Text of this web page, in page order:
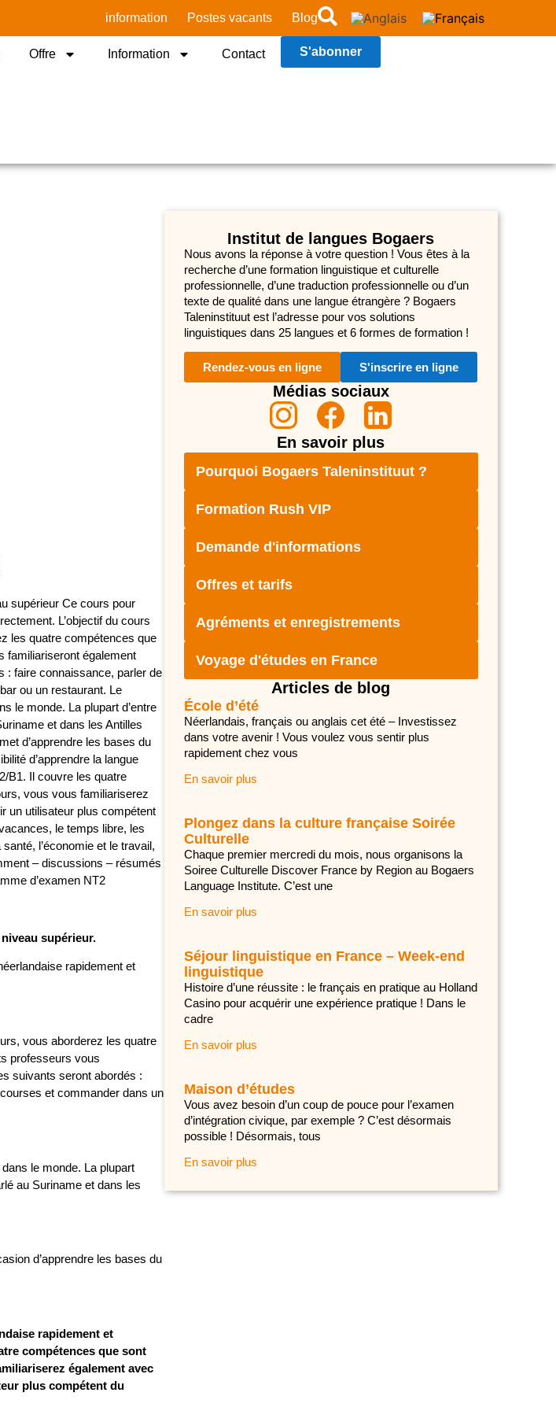
information Postes vacants Blog
Offre Information Contact S'abonner
supérieur Ce cours pour
L’objectif du cours
les quatre compétences que
familiariseront également
: faire connaissance, parler de
ou un restaurant. Le
le monde. La plupart d’entre
et dans les Antilles
d’apprendre les bases du
d’apprendre la langue
B1. Il couvre les quatre
vous vous familiariserez
un utilisateur plus compétent
le temps libre, les
l’économie et le travail,
– discussions – résumés
d’examen NT2
supérieur.
rapidement et
vous aborderez les quatre
professeurs vous
suivants seront abordés :
et commander dans un
le monde. La plupart
au Suriname et dans les
d’apprendre les bases du
rapidement et
compétences que sont
également avec
plus compétent du
Institut de langues Bogaers
Nous avons la réponse à votre question ! Vous êtes à la
recherche d’une formation linguistique et culturelle
professionnelle, d’une traduction professionnelle ou d’un
texte de qualité dans une langue étrangère ? Bogaers
Taleninstituut est l’adresse pour vos solutions
linguistiques dans 25 langues et 6 formes de formation !
Rendez-vous en ligne S'inscrire en ligne
Médias sociaux
En savoir plus
Pourquoi Bogaers Taleninstituut ?
Formation Rush VIP
Demande d'informations
Offres et tarifs
Agréments et enregistrements
Voyage d'études en France
Articles de blog
École d’été
Néerlandais, français ou anglais cet été – Investissez
dans votre avenir ! Vous voulez vous sentir plus
rapidement chez vous
En savoir plus
Plongez dans la culture française Soirée
Culturelle
Chaque premier mercredi du mois, nous organisons la
Soiree Culturelle Discover France by Region au Bogaers
Language Institute. C’est une
En savoir plus
Séjour linguistique en France – Week-end
linguistique
Histoire d’une réussite : le français en pratique au Holland
Casino pour acquérir une expérience pratique ! Dans le
cadre
En savoir plus
Maison d’études
Vous avez besoin d’un coup de pouce pour l’examen
d’intégration civique, par exemple ? C’est désormais
possible ! Désormais, tous
En savoir plus